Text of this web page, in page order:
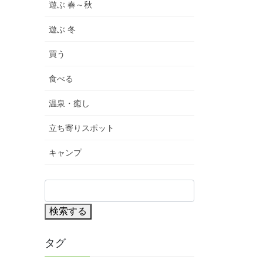
遊ぶ 春～秋
遊ぶ 冬
買う
食べる
温泉・癒し
立ち寄りスポット
キャンプ
検索する
タグ